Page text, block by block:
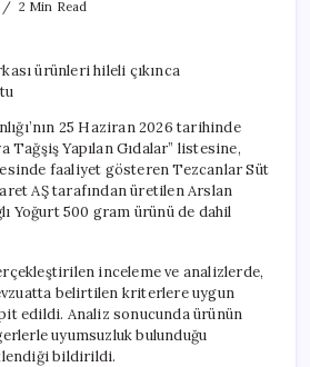
2 Min Read
koştu
25 Haziran 2026 tarihinde
Tağşiş Yapılan Gıdalar” listesine,
faaliyet gösteren Tezcanlar Süt
AŞ tarafından üretilen Arslan
Yoğurt 500 gram ürünü de dahil
inceleme ve analizlerde,
belirtilen kriterlere uygun
edildi. Analiz sonucunda ürünün
uyumsuzluk bulunduğu
bildirildi.